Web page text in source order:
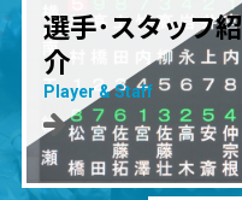
選手･スタッフ紹
介
Player & Staff